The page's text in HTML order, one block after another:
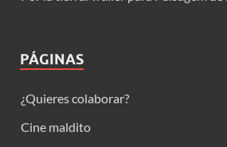
PÁGINAS
¿Quieres colaborar?
Cine maldito